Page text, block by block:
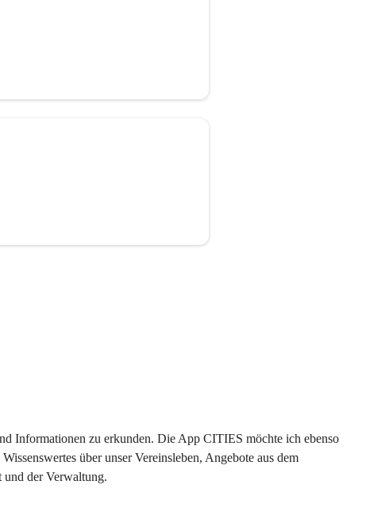
Informationen zu erkunden. Die App CITIES möchte ich ebenso
über unser Vereinsleben, Angebote aus dem
und der Verwaltung.